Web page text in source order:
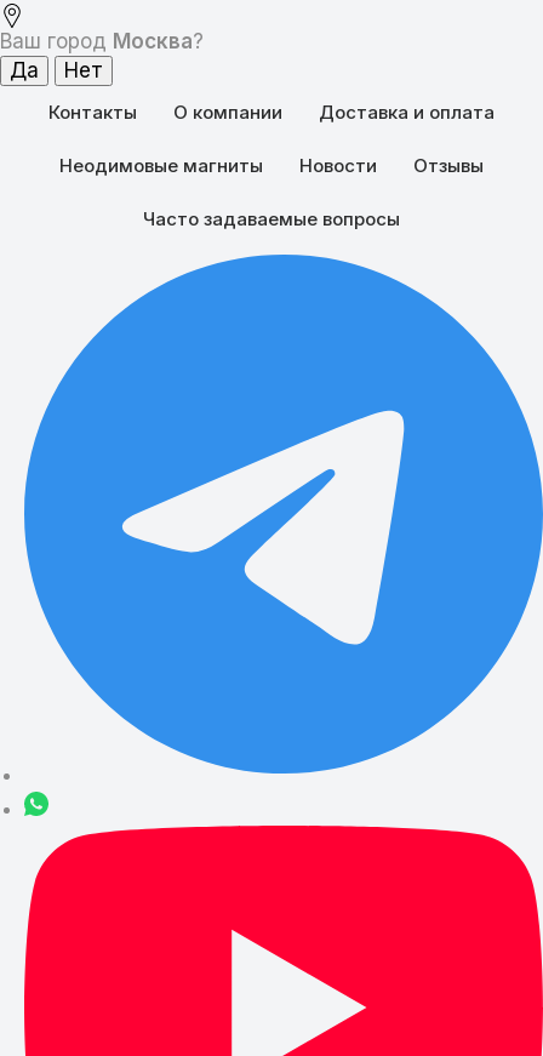
Ваш город Москва?
Контакты О компании Доставка и оплата
Неодимовые магниты Новости Отзывы
Часто задаваемые вопросы